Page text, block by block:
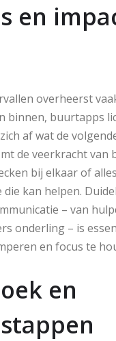
en
overheerst
binnen, buurtapps
af wat de
de veerkracht van
bij elkaar of
kan helpen.
– van
onderling – is
en focus te
en